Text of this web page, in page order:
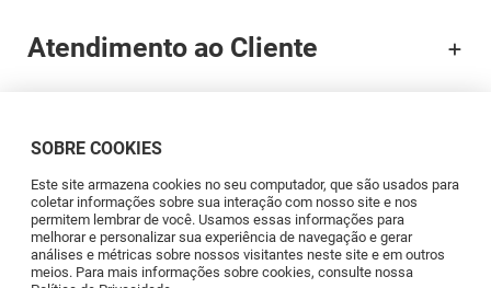
SOBRE COOKIES
Este site armazena cookies no seu computador, que são usados para
coletar informações sobre sua interação com nosso site e nos
permitem lembrar de você. Usamos essas informações para
melhorar e personalizar sua experiência de navegação e gerar
análises e métricas sobre nossos visitantes neste site e em outros
meios. Para mais informações sobre cookies, consulte nossa
Atendimento ao Cliente
Brands
Profissionais